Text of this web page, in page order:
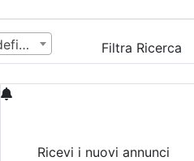
Ordine Predefinito Filtra Ricerca
Ricevi i nuovi annunci